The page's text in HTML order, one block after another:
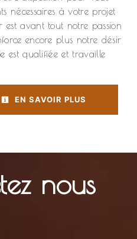
nécessaires à votre projet
est avant tout notre passion
encore plus notre désir
est qualifiée et travaille
EN SAVOIR PLUS
nous